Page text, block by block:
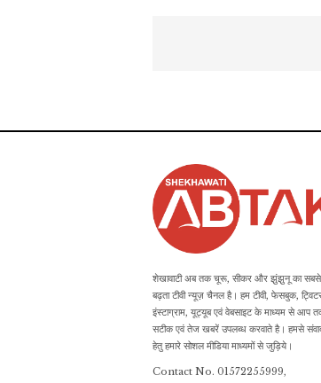
शेखावाटी अब तक चूरू, सीकर और झुंझुनू का
बढ़ता टीवी न्यूज़ चैनल है। हम टीवी, फेसबुक,
इंस्टाग्राम, यूट्यूब एवं वेबसाइट के माध्यम से आप
सटीक एवं तेज खबरें उपलब्ध करवाते है। हमसे
हेतु हमारे सोशल मीडिया माध्यमों से जुड़िये।
Contact No. 01572255999,